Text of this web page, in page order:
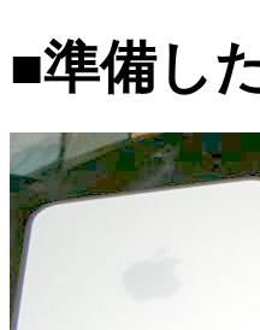
■準備し